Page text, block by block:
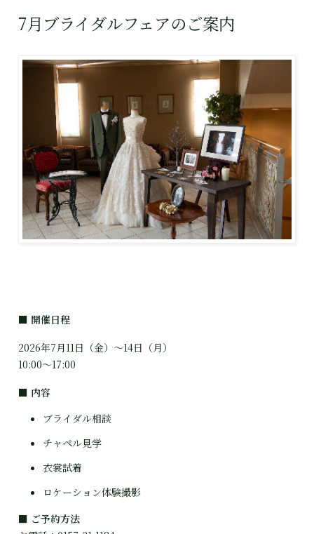
7月ブライダルフェアのご案内
■ 開催日程
2026年7月11日（金）〜14日（月）
10:00〜17:00
■ 内容
ブライダル相談
チャペル見学
衣裳試着
ロケーション体験撮影
■ ご予約方法